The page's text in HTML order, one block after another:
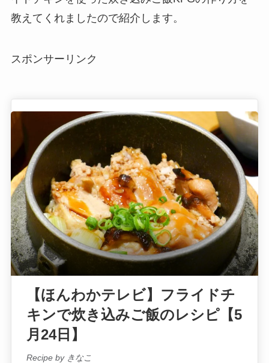
教えてくれましたので紹介します。
スポンサーリンク
【ほんわかテレビ】フライドチ
キンで炊き込みご飯のレシピ【5
月24日】
Recipe by きなこ